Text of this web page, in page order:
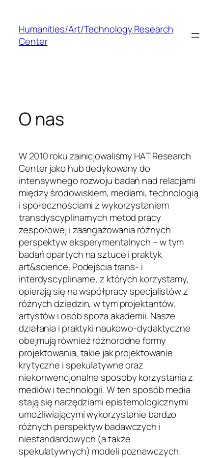
treściHumanities/Art/Technology Research
Center
O nas
W 2010 roku zainicjowaliśmy HAT Research
Center jako hub dedykowany do
intensywnego rozwoju badań nad relacjami
między środowiskiem, mediami, technologią
i społecznościami z wykorzystaniem
transdyscyplinarnych metod pracy
zespołowej i zaangażowania różnych
perspektyw eksperymentalnych – w tym
badań opartych na sztuce i praktyk
art&science. Podejścia trans- i
interdyscyplinarne, z których korzystamy,
opierają się na współpracy specjalistów z
różnych dziedzin, w tym projektantów,
artystów i osób spoza akademii. Nasze
działania i praktyki naukowo-dydaktyczne
obejmują również różnorodne formy
projektowania, takie jak projektowanie
krytyczne i spekulatywne oraz
niekonwencjonalne sposoby korzystania z
mediów i technologii. W ten sposób media
stają się narzędziami epistemologicznymi
umożliwiającymi wykorzystanie bardzo
różnych perspektyw badawczych i
niestandardowych (a także
spekulatywnych) modeli poznawczych.